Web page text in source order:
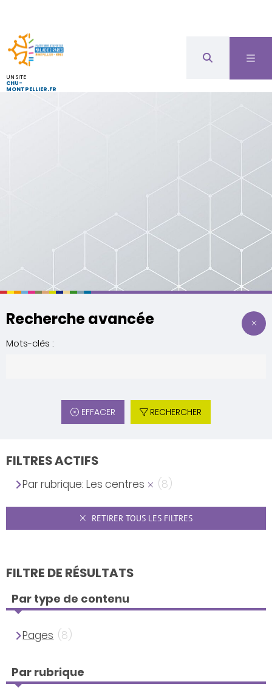
UN SITE
CHU-
MONTPELLIER.FR
Recherche avancée
Mots-clés :
EFFACER RECHERCHER
FILTRES ACTIFS
Par rubrique: Les centres (8)
RETIRER TOUS LES FILTRES
FILTRE DE RÉSULTATS
Par type de contenu
Pages (8)
Par rubrique